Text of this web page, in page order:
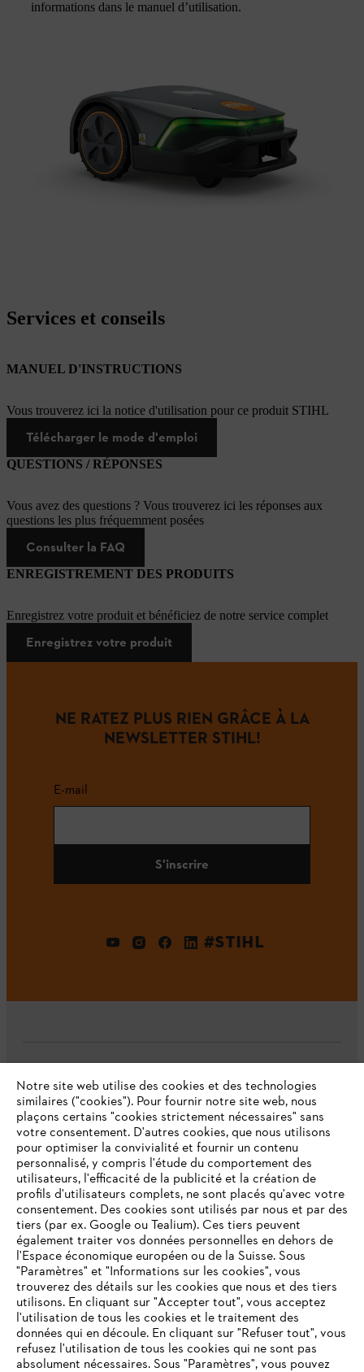
informations dans le manuel d’utilisation.
Services et conseils
MANUEL D'INSTRUCTIONS
Vous trouverez ici la notice d'utilisation pour ce produit STIHL
Télécharger le mode d'emploi
QUESTIONS / RÉPONSES
Vous avez des questions ? Vous trouverez ici les réponses aux
questions les plus fréquemment posées
Consulter la FAQ
ENREGISTREMENT DES PRODUITS
Enregistrez votre produit et bénéficiez de notre service complet
Enregistrez votre produit
NE RATEZ PLUS RIEN GRÂCE À LA
NEWSLETTER STIHL!
E-mail
S'inscrire
#STIHL
L'Entreprise
Questions fréquentes
Service
Politique de protection des données
Mentions légales Cookies
VOTRE NAVIGATEUR INTERNET
N'EST PLUS PRIS EN CHARGE
Vous utilisez un navigateur Internet que nous ne prenons plus
Notre site web utilise des cookies et des technologies
similaires ("cookies"). Pour fournir notre site web, nous
plaçons certains "cookies strictement nécessaires" sans
votre consentement. D'autres cookies, que nous utilisons
pour optimiser la convivialité et fournir un contenu
personnalisé, y compris l'étude du comportement des
utilisateurs, l'efficacité de la publicité et la création de
profils d'utilisateurs complets, ne sont placés qu'avec votre
consentement. Des cookies sont utilisés par nous et par des
tiers (par ex. Google ou Tealium). Ces tiers peuvent
également traiter vos données personnelles en dehors de
l'Espace économique européen ou de la Suisse. Sous
"Paramètres" et "Informations sur les cookies", vous
trouverez des détails sur les cookies que nous et des tiers
utilisons. En cliquant sur "Accepter tout", vous acceptez
l'utilisation de tous les cookies et le traitement des
données qui en découle. En cliquant sur "Refuser tout", vous
refusez l'utilisation de tous les cookies qui ne sont pas
absolument nécessaires. Sous "Paramètres", vous pouvez